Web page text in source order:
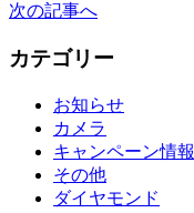
次の記事へ
カテゴリー
お知らせ
カメラ
キャンペーン情報
その他
ダイヤモンド